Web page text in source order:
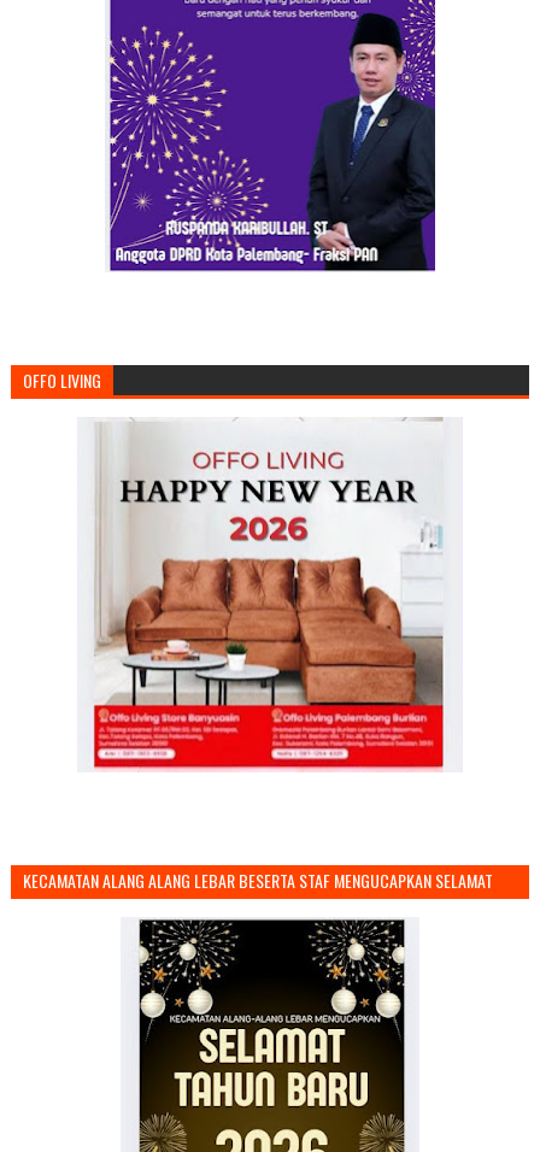
OFFO LIVING
KECAMATAN ALANG ALANG LEBAR BESERTA STAF MENGUCAPKAN SELAMAT